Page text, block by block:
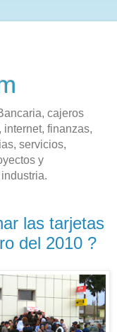
cajeros
finanzas,
servicios,
y
las tarjetas
del 2010 ?